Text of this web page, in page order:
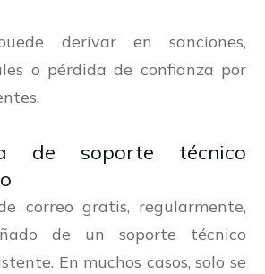
derivar en sanciones,
o pérdida de confianza por
de soporte técnico
correo gratis, regularmente,
de un soporte técnico
En muchos casos, solo se